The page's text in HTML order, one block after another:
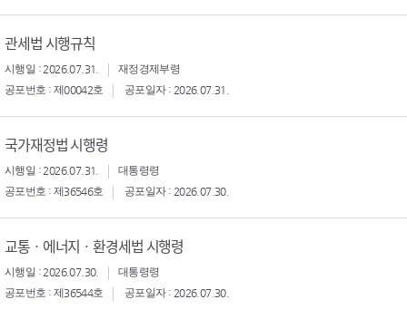
관세법 시행규칙
시행일 : 2026.07.31.
재정경제부령
공포번호 : 제00042호
공포일자 : 2026.07.31.
국가재정법 시행령
시행일 : 2026.07.31.
대통령령
공포번호 : 제36546호
공포일자 : 2026.07.30.
교통ㆍ에너지ㆍ환경세법 시행령
시행일 : 2026.07.30.
대통령령
공포번호 : 제36544호
공포일자 : 2026.07.30.